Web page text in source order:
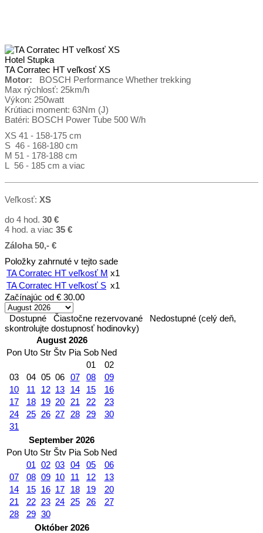
Hotel Stupka
TA Corratec HT veľkosť XS
Motor: BOSCH Performance Whether trekking
Max rýchlosť: 25km/h
Výkon: 250watt
Krútiaci moment: 63Nm (J)
Batéri: BOSCH Power Tube 500 W/h
XS 41 - 158-175 cm
S 46 - 168-180 cm
M 51 - 178-188 cm
L 56 - 185 cm a viac
Veľkosť: XS
do 4 hod. 30 €
4 hod. a viac 35 €
Záloha 50,- €
Položky zahrnuté v tejto sade
TA Corratec HT veľkosť M x1
TA Corratec HT veľkosť S x1
Začínajúc od € 30.00
Dostupné Čiastočne rezervované
Nedostupné (celý deň,
skontrolujte dostupnosť hodinovky)
August 2026
Pon Uto Str Štv Pia Sob Ned
01
02
03
04 05 06 07 08
09
10
11 12 13 14 15
16
17
18 19 20 21 22
23
24
25 26 27 28 29
30
31
September 2026
Pon Uto Str Štv Pia Sob Ned
01 02 03 04 05
06
07
08 09 10 11 12
13
14
15 16 17 18 19
20
21
22 23 24 25 26
27
28
29 30
Október 2026